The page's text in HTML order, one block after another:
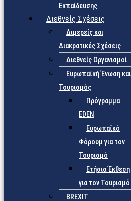
Εκπαίδευσης
Διεθνείς Σχέσεις
Διμερείς και
Διακρατικές Σχέσεις
Διεθνείς Οργανισμοί
Ευρωπαϊκή Ένωση και
Τουρισμός
Πρόγραμμα
EDEN
Ευρωπαϊκό
Φόρουμ για τον
Τουρισμό
Ετήσια Έκθεση
για τον Τουρισμό
BREXIT